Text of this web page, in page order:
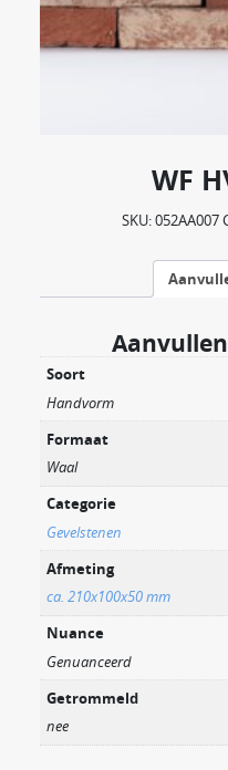
WF
SKU:052AA007
Soort
Handvorm
Formaat
Waal
Categorie
Gevelstenen
Afmeting
ca. 210x100x50 mm
Nuance
Genuanceerd
Getrommeld
nee